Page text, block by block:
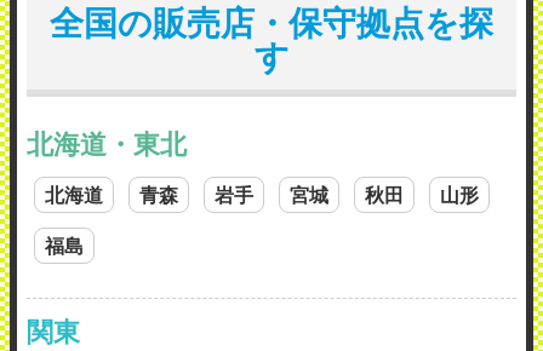
全国の販売店・保守拠点を探
す
北海道・東北
北海道 青森 岩手 宮城 秋田 山形
福島
関東